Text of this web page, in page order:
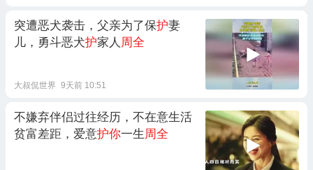
突遭恶犬袭击，父亲为了保护妻
儿，勇斗恶犬护家人 周全
大叔侃世界 9天前 10:51
不嫌弃伴侣过往经历，不在意生活
贫富差距，爱意护你一生 周全